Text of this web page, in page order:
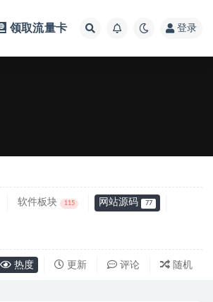
领取流量卡 登录
软件板块 115 网站源码 77
热度 更新 评论 随机